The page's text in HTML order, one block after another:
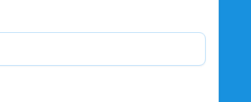
Governo e Administração
Grande ganham novo espaço de